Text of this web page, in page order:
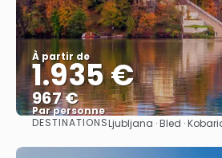
À partir de
1.935 €
967 €
Par personne
Afficher
DESTINATIONSLjubljana · Bled ·